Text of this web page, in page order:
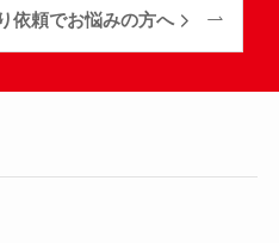
依頼でお悩みの方へ